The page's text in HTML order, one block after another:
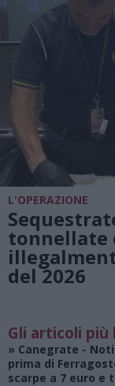
L'OPERAZIONE
tonnellate
del 2026
Gli articoli
» Canegrate -
prima di
scarpe a 7 euro e